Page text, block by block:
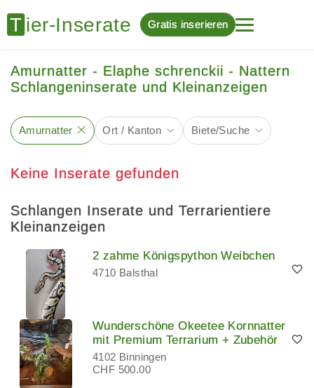
Gratis inserieren
Amurnatter - Elaphe schrenckii - Nattern
Schlangeninserate und Kleinanzeigen
Amurnatter Ort / Kanton Biete/Suche
Keine Inserate gefunden
Schlangen Inserate und Terrarientiere
Kleinanzeigen
2 zahme Königspython Weibchen
4710 Balsthal
Wunderschöne Okeetee Kornnatter
mit Premium Terrarium + Zubehör
4102 Binningen
CHF 500.00